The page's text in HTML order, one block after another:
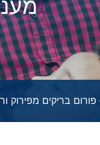
בריקים מפירוק